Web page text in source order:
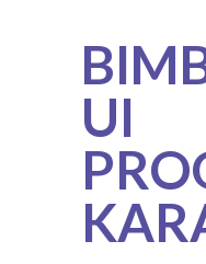
UI